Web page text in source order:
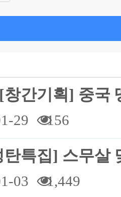
창간기획] 중
29 156
탄특집] 스무
03 1,449